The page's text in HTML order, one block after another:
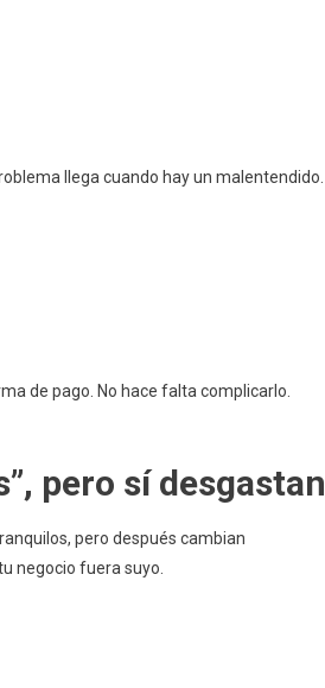
llega cuando hay un malentendido.
de pago. No hace falta complicarlo.
pero sí desgastan
pero después cambian
negocio fuera suyo.